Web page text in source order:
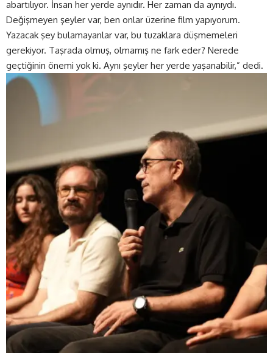
abartılıyor. İnsan her yerde aynıdır. Her zaman da aynıydı.
Değişmeyen şeyler var, ben onlar üzerine film yapıyorum.
Yazacak şey bulamayanlar var, bu tuzaklara düşmemeleri
gerekiyor. Taşrada olmuş, olmamış ne fark eder? Nerede
geçtiğinin önemi yok ki. Aynı şeyler her yerde yaşanabilir,” dedi.